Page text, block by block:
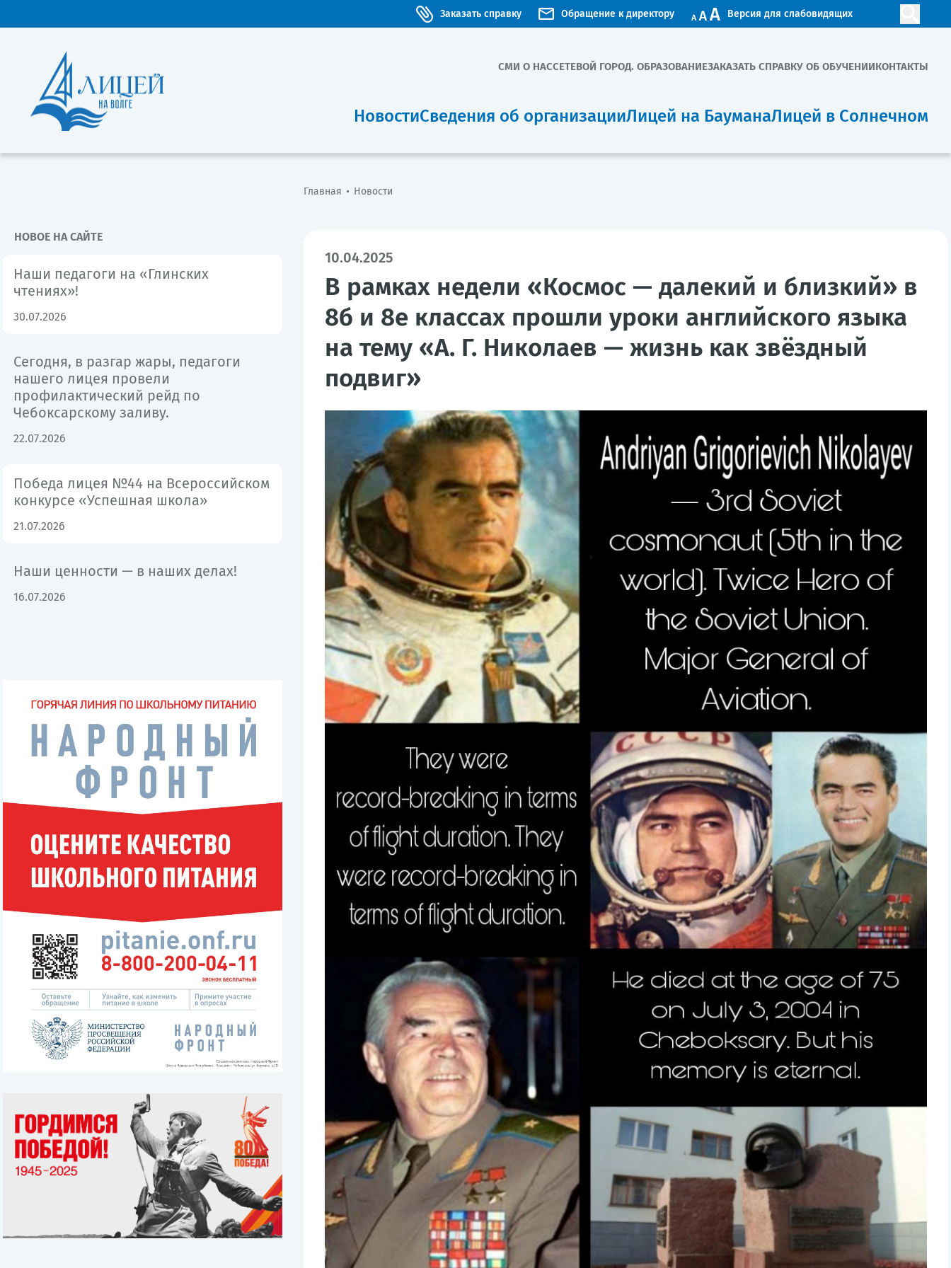
Заказать справку Обращение к директору Версия для слабовидящих
СМИ О НАССЕТЕВОЙ ГОРОД. ОБРАЗОВАНИЕЗАКАЗАТЬ СПРАВКУ ОБ ОБУЧЕНИИКОНТАКТЫ
НовостиСведения об организацииЛицей на БауманаЛицей в Солнечном
Главная Новости
НОВОЕ НА САЙТЕ
Наши педагоги на «Глинских
чтениях»!
30.07.2026
Сегодня, в разгар жары, педагоги
нашего лицея провели
профилактический рейд по
Чебоксарскому заливу.
22.07.2026
Победа лицея №44 на Всероссийском
конкурсе «Успешная школа»
21.07.2026
Наши ценности — в наших делах!
16.07.2026
10.04.2025
В рамках недели «Космос — далекий и близкий» в
8б и 8е классах прошли уроки английского языка
на тему «А. Г. Николаев — жизнь как звёздный
подвиг»